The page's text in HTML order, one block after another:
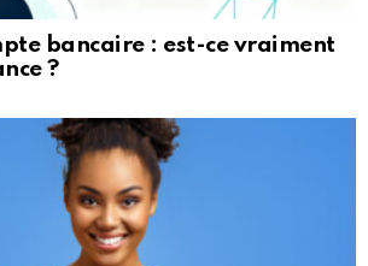
bancaire : est-ce vraiment
?